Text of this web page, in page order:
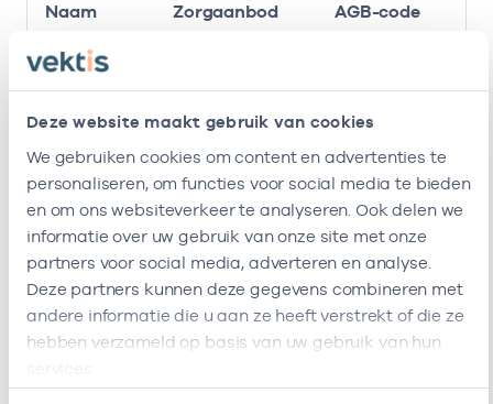
Deze website maakt gebruik van cookies
We gebruiken cookies om content en advertenties te
personaliseren, om functies voor social media te bieden
en om ons websiteverkeer te analyseren. Ook delen we
informatie over uw gebruik van onze site met onze
partners voor social media, adverteren en analyse.
Deze partners kunnen deze gegevens combineren met
andere informatie die u aan ze heeft verstrekt of die ze
hebben verzameld op basis van uw gebruik van hun
Ik ben werkzaam bij de volgende vestigingen
Naam Zorgaanbod AGB-code
Bijbram
Behandeling
Bijbram
Behandeling
Gz-psychologie - 29-
Ik heb een arbeidsrelatie met
Naam Rol AGB-code
Bijbram
In
03037904 29-09-2025